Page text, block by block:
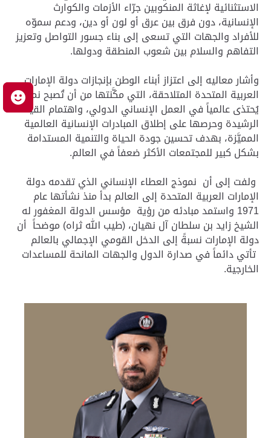
الاستثنائية لإغاثة المنكوبين جرّاء الأزمات والكوارث
الإنسانية، دون فرق بين عرق أو لون أو دين، ودعم سموّه
للأفراد والجهات التي تسعى إلى بناء جسور التواصل وتعزيز
التفاهم والسلام بين شعوب المنطقة ودولها.
وأشار معاليه إلى اعتزاز أبناء الوطن بإنجازات دولة الإمارات
العربية المتحدة المتلاحقة، التي مكَّنتها من أن تُصبح نموذجاً
يُحتذى عالمياً في العمل الإنساني الدولي، واهتمام القيادة
الرشيدة وحرصها على إطلاق المبادرات الإنسانية العالمية
المميَّزة، بهدف تحسين جودة الحياة والتنمية المستدامة
بشكل كبير للمجتمعات الأكثر ضعفاً في العالم.
ولفت إلى أن نموذج العطاء الإنساني الذي تقدمه دولة
الإمارات العربية المتحدة إلى العالم بدأ منذ نشأتها عام
1971 واستمد مبادئه من رؤية مؤسس الدولة المغفور له
الشيخ زايد بن سلطان آل نهيان، (طيب الله ثراه) موضحاً أن
دولة الإمارات نسبةً إلى الدخل القومي الإجمالي بالعالم
تأتي دائماً في صدارة الدول والجهات المانحة للمساعدات
الخارجية.